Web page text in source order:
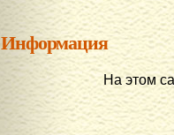
Информация
На этом